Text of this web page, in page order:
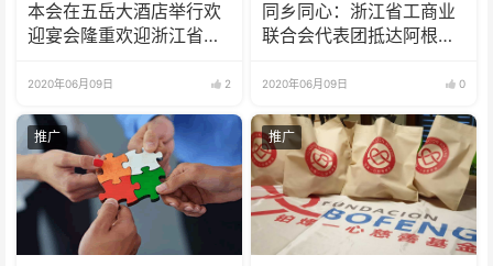
本会在五岳大酒店举行欢
迎宴会隆重欢迎浙江省社
2020年06月09日 2
同乡同心：浙江省工商业
联合会代表团抵达阿根
2020年06月09日 0
推广 推广